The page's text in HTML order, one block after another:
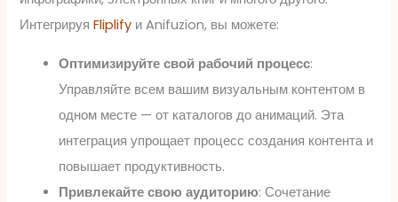
ИнтегрируяFliplify и Anifuzion, вы можете:
Оптимизируйте свой рабочий процесс:
Управляйте всем вашим визуальным контентом в
одном месте — от каталогов до анимаций. Эта
интеграция упрощает процесс создания контента и
повышает продуктивность.
Привлекайте свою аудиторию: Сочетание